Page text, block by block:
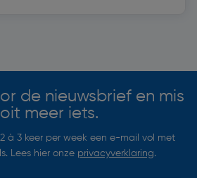
de nieuwsbrief en mis
meer iets.
à 3 keer per week een e-mail vol met
Lees hier onze privacyverklaring.